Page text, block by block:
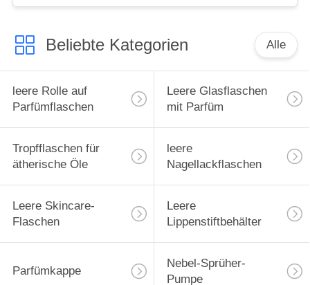
Beliebte Kategorien Alle
leere Rolle auf
Parfümflaschen
Leere Glasflaschen
mit Parfüm
Tropfflaschen für
ätherische Öle
leere
Nagellackflaschen
Leere Skincare-
Flaschen
Leere
Lippenstiftbehälter
Parfümkappe
Nebel-Sprüher-
Pumpe